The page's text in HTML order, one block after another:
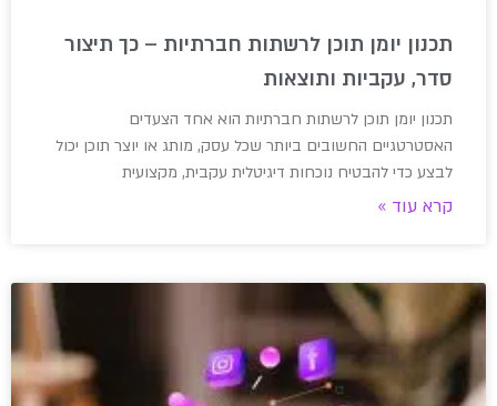
תכנון יומן תוכן לרשתות חברתיות – כך תיצור
סדר, עקביות ותוצאות
תכנון יומן תוכן לרשתות חברתיות הוא אחד הצעדים
האסטרטגיים החשובים ביותר שכל עסק, מותג או יוצר תוכן יכול
לבצע כדי להבטיח נוכחות דיגיטלית עקבית, מקצועית
קרא עוד »